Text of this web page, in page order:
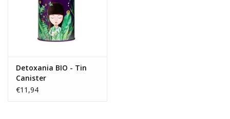
MOEDERDAG 2026
Onze website
Detoxania BIO - Tin
Canister
€11,94